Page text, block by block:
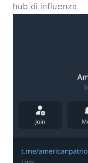
hub di influenza